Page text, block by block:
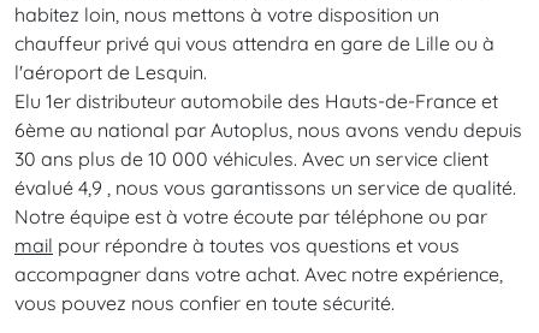
habitez loin, nous mettons à votre disposition un
chauffeur privé qui vous attendra en gare de Lille ou à
l'aéroport de Lesquin.
Elu 1er distributeur automobile des Hauts-de-France et
6ème au national par Autoplus, nous avons vendu depuis
30 ans plus de 10 000 véhicules. Avec un service client
évalué 4,9 , nous vous garantissons un service de qualité.
Notre équipe est à votre écoute par téléphone ou par
mail pour répondre à toutes vos questions et vous
accompagner dans votre achat. Avec notre expérience,
vous pouvez nous confier en toute sécurité.